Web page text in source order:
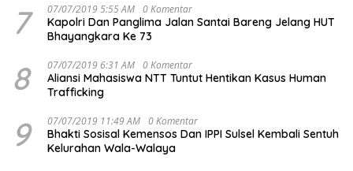
7 07/07/2019 5:55 AM 0 Komentar
Kapolri Dan Panglima Jalan Santai Bareng Jelang HUT
Bhayangkara Ke 73
8 07/07/2019 6:31 AM 0 Komentar
Aliansi Mahasiswa NTT Tuntut Hentikan Kasus Human
Trafficking
9 07/07/2019 11:49 AM 0 Komentar
Bhakti Sosisal Kemensos Dan IPPI Sulsel Kembali Sentuh
Kelurahan Wala-Walaya